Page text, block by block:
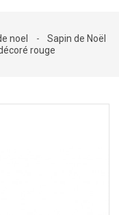
noel
Sapin de Noël
rouge